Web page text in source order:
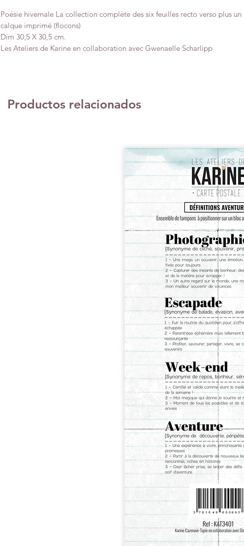
Poésie hivernale La collection complète des six feuilles recto verso plus un
calque imprimé (flocons)
Dim 30,5 X 30,5 cm.
Les Ateliers de Karine en collaboration avec Gwenaelle Scharlipp
Productos relacionados